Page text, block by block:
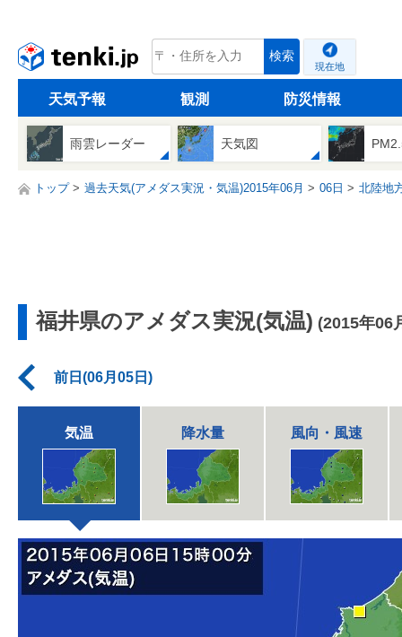
tenki.jp 検索
現在地
天気予報 観測 防災情報
雨雲レーダー 天気図
トップ 過去天気(アメダス実況・気温)2015年06月 06日 北陸地
福井県のアメダス実況(気温) (2015年06
前日(06月05日)
気温 降水量 風向・風速